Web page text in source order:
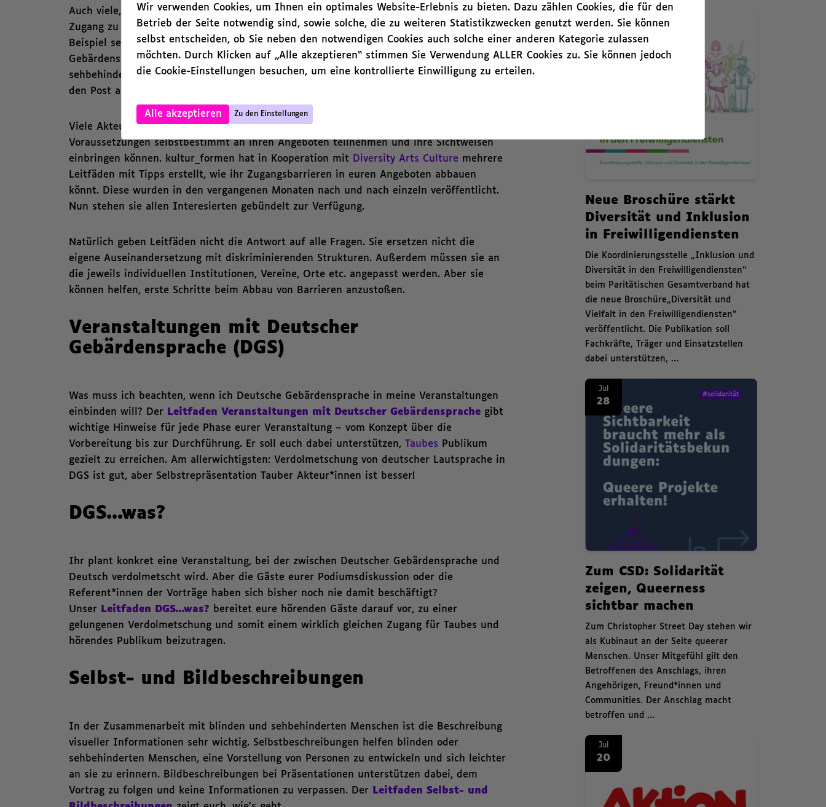
Wir verwenden Cookies, um Ihnen ein optimales Website-Erlebnis zu bieten. Dazu zählen Cookies, die für den
Betrieb der Seite notwendig sind, sowie solche, die zu weiteren Statistikzwecken genutzt werden. Sie können
selbst entscheiden, ob Sie neben den notwendigen Cookies auch solche einer anderen Kategorie zulassen
möchten. Durch Klicken auf „Alle akzeptieren“ stimmen Sie Verwendung ALLER Cookies zu. Sie können jedoch
die Cookie-Einstellungen besuchen, um eine kontrollierte Einwilligung zu erteilen.
,
Alle akzeptieren Zu den Einstellungen
Auch viele, die Projekte selbst organisieren wollen, haben keinen gleichberechtigten
Zugang zu Fördergeldern, Räumen oder Fortbildungsmöglichkeiten. Barrieren können zum
Beispiel sein: Es gibt keine Verdolmetschung zwischen Deutsch und Deutscher
Gebärdensprache. Ein Vortrag ist in akademischer Sprache formuliert. Blinde und
sehbehinderte junge Menschen verpassen die Werbung für einen Workshop, weil es für
den Post auf Instagram keine Bildbeschreibung gibt.
Viele Akteur*innen wollen erfahren, wie Menschen mit unterschiedlichen
Voraussetzungen selbstbestimmt an ihren Angeboten teilnehmen und ihre Sichtweisen
einbringen können. kultur_formen hat in Kooperation mit Diversity Arts Culture mehrere
Leitfäden mit Tipps erstellt, wie ihr Zugangsbarrieren in euren Angeboten abbauen
könnt. Diese wurden in den vergangenen Monaten nach und nach einzeln veröffentlicht.
Nun stehen sie allen Interesierten gebündelt zur Verfügung.
Natürlich geben Leitfäden nicht die Antwort auf alle Fragen. Sie ersetzen nicht die
eigene Auseinandersetzung mit diskriminierenden Strukturen. Außerdem müssen sie an
die jeweils individuellen Institutionen, Vereine, Orte etc. angepasst werden. Aber sie
können helfen, erste Schritte beim Abbau von Barrieren anzustoßen.
Veranstaltungen mit Deutscher
Gebärdensprache (DGS)
Was muss ich beachten, wenn ich Deutsche Gebärdensprache in meine Veranstaltungen
einbinden will? Der Leitfaden Veranstaltungen mit Deutscher Gebärdensprache gibt
wichtige Hinweise für jede Phase eurer Veranstaltung – vom Konzept über die
Vorbereitung bis zur Durchführung. Er soll euch dabei unterstützen, Taubes Publikum
gezielt zu erreichen. Am allerwichtigsten: Verdolmetschung von deutscher Lautsprache in
DGS ist gut, aber Selbstrepräsentation Tauber Akteur*innen ist besser!
DGS...was?
Ihr plant konkret eine Veranstaltung, bei der zwischen Deutscher Gebärdensprache und
Deutsch verdolmetscht wird. Aber die Gäste eurer Podiumsdiskussion oder die
Referent*innen der Vorträge haben sich bisher noch nie damit beschäftigt?
Unser Leitfaden DGS...was? bereitet eure hörenden Gäste darauf vor, zu einer
gelungenen Verdolmetschung und somit einem wirklich gleichen Zugang für Taubes und
hörendes Publikum beizutragen.
Selbst- und Bildbeschreibungen
In der Zusammenarbeit mit blinden und sehbehinderten Menschen ist die Beschreibung
visueller Informationen sehr wichtig. Selbstbeschreibungen helfen blinden oder
sehbehinderten Menschen, eine Vorstellung von Personen zu entwickeln und sich leichter
an sie zu erinnern. Bildbeschreibungen bei Präsentationen unterstützen dabei, dem
Vortrag zu folgen und keine Informationen zu verpassen. Der Leitfaden Selbst- und
Zusammenfassende
News.
Neue Broschüre stärkt
Diversität und Inklusion
in Freiwilligendiensten
Die Koordinierungsstelle „Inklusion und
Diversität in den Freiwilligendiensten“
beim Paritätischen Gesamtverband hat
die neue Broschüre„Diversität und
Vielfalt in den Freiwilligendiensten“
veröffentlicht. Die Publikation soll
Fachkräfte, Träger und Einsatzstellen
dabei unterstützen, …
Aug
News. Neue Broschüre stärkt Diversität und Inklusion in
News.
Zum CSD: Solidarität
zeigen, Queerness
sichtbar machen
Zum Christopher Street Day stehen wir
als Kubinaut an der Seite queerer
Menschen. Unser Mitgefühl gilt den
Betroffenen des Anschlags, ihren
Angehörigen, Freund*innen und
Communities. Der Anschlag macht
betroffen und …
Jul
28
News. Zum CSD: Solidarität zeigen, Queerness sichtbar machen
Jul
20
News. Aktion Mensch stellt Förderung neu auf: Mehr